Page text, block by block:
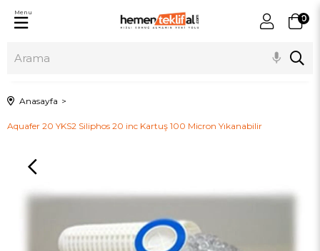
0
Menu
Anasayfa
Aquafer 20 YKS2 Siliphos 20 inc Kartuş 100 Micron Yıkanabilir